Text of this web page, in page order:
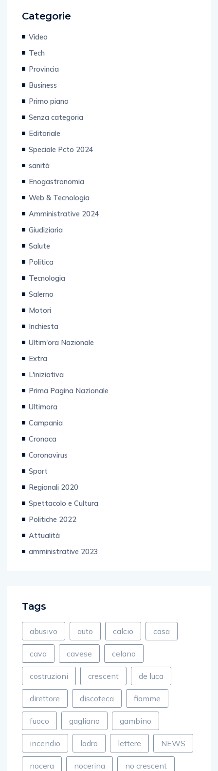
Categorie
Video
Tech
Provincia
Business
Primo piano
Senza categoria
Editoriale
Speciale Pcto 2024
sanità
Enogastronomia
Web & Tecnologia
Amministrative 2024
Giudiziaria
Salute
Politica
Tecnologia
Salerno
Motori
Inchiesta
Ultim'ora Nazionale
Extra
L'iniziativa
Prima Pagina Nazionale
Ultimora
Campania
Cronaca
Coronavirus
Sport
Regionali 2020
Spettacolo e Cultura
Politiche 2022
Attualità
amministrative 2023
Tags
abusivo auto calcio casa
cava cavese celano
costruzioni crescent de luca
direttore discoteca fiamme
fuoco gagliano gambino
incendio ladro lettere NEWS
nocera nocerina no crescent